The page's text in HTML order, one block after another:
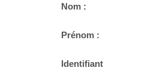
Nom :
Prénom :
Identifiant